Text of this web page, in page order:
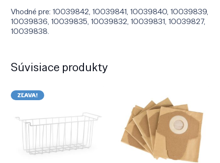
Vhodné pre: 10039842, 10039841, 10039840, 10039839,
10039836, 10039835, 10039832, 10039831, 10039827,
10039838.
Súvisiace produkty
ZĽAVA!